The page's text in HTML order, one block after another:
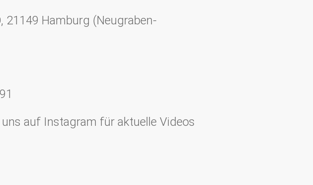
21149 Hamburg (Neugraben-
auf Instagram für aktuelle Videos